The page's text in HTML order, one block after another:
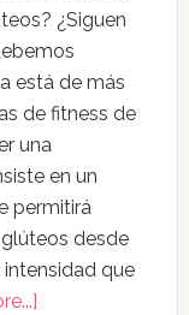
¿Siguen
está de más
de fitness de
una
en un
permitirá
desde
que